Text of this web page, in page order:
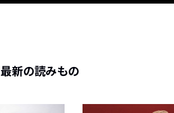
最新の読みもの